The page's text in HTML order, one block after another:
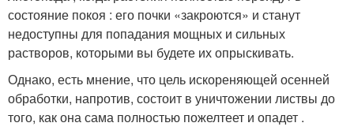
состояние покоя : его почки «закроются» и станут
недоступны для попадания мощных и сильных
растворов, которыми вы будете их опрыскивать.
Однако, есть мнение, что цель искореняющей осенней
обработки, напротив, состоит в уничтожении листвы до
того, как она сама полностью пожелтеет и опадет .